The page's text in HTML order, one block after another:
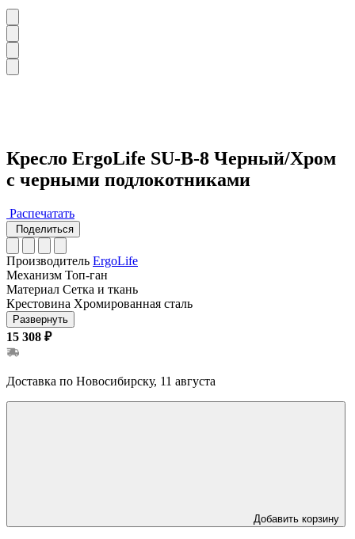
Кресло ErgoLife SU-B-8 Черный/Хром
с черными подлокотниками
Распечатать
Поделиться
Производитель ErgoLife
Механизм Топ-ган
Материал Сетка и ткань
Крестовина Хромированная сталь
Развернуть
15 308 ₽
Доставка по Новосибирску, 11 августа
Добавить корзину